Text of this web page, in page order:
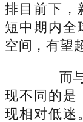
排目前下，
短中期内全
空间，有望
而与
现不同的是
现相对低迷